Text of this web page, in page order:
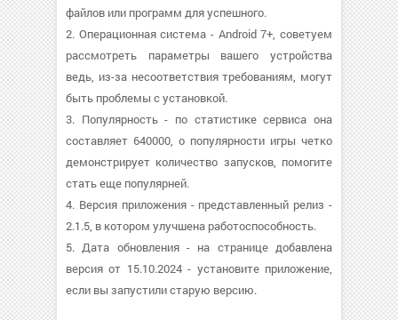
файлов или программ для успешного.
2. Операционная система - Android 7+, советуем
рассмотреть параметры вашего устройства
ведь, из-за несоответствия требованиям, могут
быть проблемы с установкой.
3. Популярность - по статистике сервиса она
составляет 640000, о популярности игры четко
демонстрирует количество запусков, помогите
стать еще популярней.
4. Версия приложения - представленный релиз -
2.1.5, в котором улучшена работоспособность.
5. Дата обновления - на странице добавлена
версия от 15.10.2024 - установите приложение,
если вы запустили старую версию.